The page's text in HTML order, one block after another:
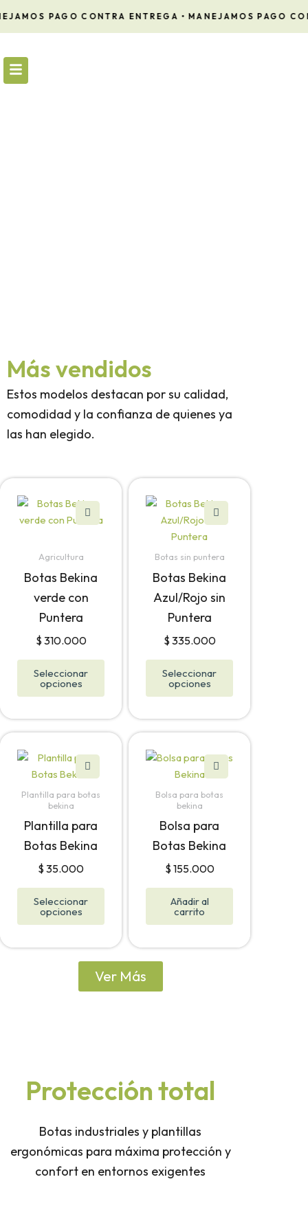
al
PAGO CONTRA ENTREGA • MANEJAMOS PAGO
Más vendidos
Estos modelos destacan por su calidad,
comodidad y la confianza de quienes ya
las han elegido.
Agricultura
Botas Bekina
verde con
Puntera
$ 310.000
Seleccionar
opciones
Este
producto
múltiples
Las
opciones
se
pueden
en
la
página
de
producto
Botas sin puntera
Botas Bekina
Azul/Rojo sin
Puntera
$ 335.000
Seleccionar
opciones
Este
producto
tiene
múltiples
Las
opciones
se
pueden
en
la
página
de
producto
Plantilla para botas
bekina
Plantilla para
Botas Bekina
$ 35.000
Seleccionar
opciones
Este
producto
tiene
múltiples
variantes.
Las
se
pueden
elegir
en
producto
Bolsa para botas
bekina
Bolsa para
Botas Bekina
$ 155.000
Añadir al
carrito
Ver Más
Protección total
Botas industriales y plantillas
ergonómicas para máxima protección y
confort en entornos exigentes